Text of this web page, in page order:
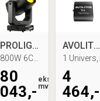
PROLIGHTS MUSE70CT+ Fresnel Moving head
800W 6Color LED, 7 - 60°, 200mm Lens
80
043,-
eks.
mva
AVOLITES T1+ USB to DMX interface
4
464,-